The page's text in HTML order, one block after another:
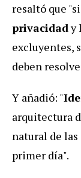
resaltó que
privacidady
excluyentes,
deben
Y añadió: "
arquitectura
natural de
primer día".